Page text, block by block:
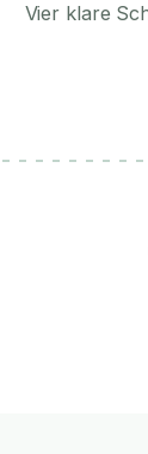
Vier klare